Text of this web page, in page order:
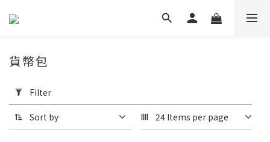
Filter
(0/20)
貨幣包
Filter
Sort by 24 Items per page